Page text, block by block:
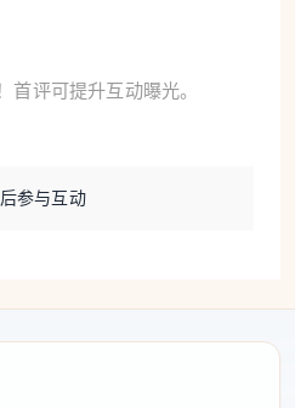
首评可提升互动曝光。
后参与互动